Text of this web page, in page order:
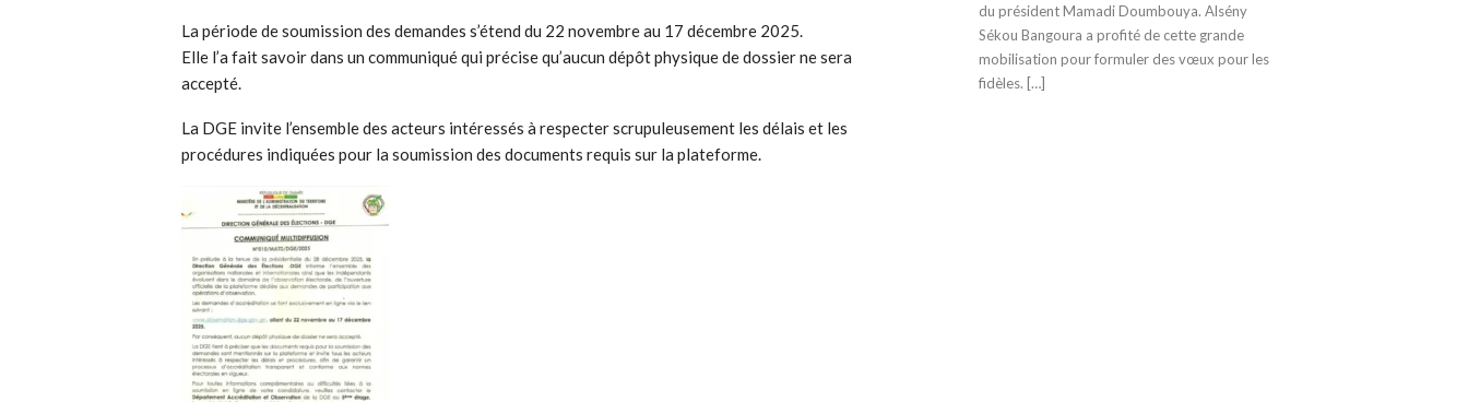
​La période de soumission des demandes s’étend du 22 novembre au 17 décembre 2025.
​Elle l’a fait savoir dans un communiqué qui précise qu’aucun dépôt physique de dossier ne sera
accepté.
​La DGE invite l’ensemble des acteurs intéressés à respecter scrupuleusement les délais et les
procédures indiquées pour la soumission des documents requis sur la plateforme.
du président Mamadi Doumbouya. Alsény
Sékou Bangoura a profité de cette grande
mobilisation pour formuler des vœux pour les
fidèles. […]